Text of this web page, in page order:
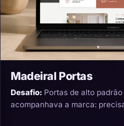
Madeiral Portas
Desafio: Portas de alto
acompanhava a marca: